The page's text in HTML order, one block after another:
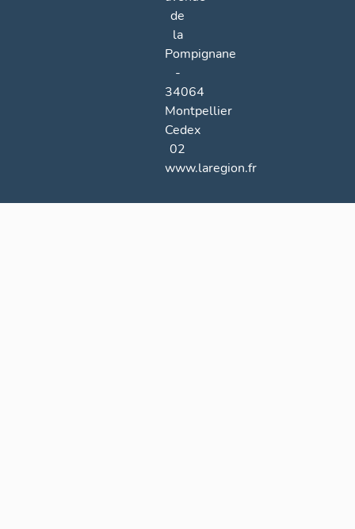
de
la
Pompignane
-
34064
Montpellier
Cedex
02
www.laregion.fr